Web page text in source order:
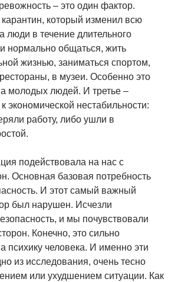
– это один фактор.
который изменил всю
люди в течение длительного
нормально общаться, жить
жизнью, заниматься спортом,
в музеи. Особенно это
молодых людей. И третье –
экономической нестабильности:
работу, либо ушли в
подействовала на нас с
Основная базовая потребность
И этот самый важный
был нарушен. Исчезли
и мы почувствовали
Конечно, это сильно
психику человека. И именно эти
из исследования, очень тесно
или ухудшением ситуации. Как